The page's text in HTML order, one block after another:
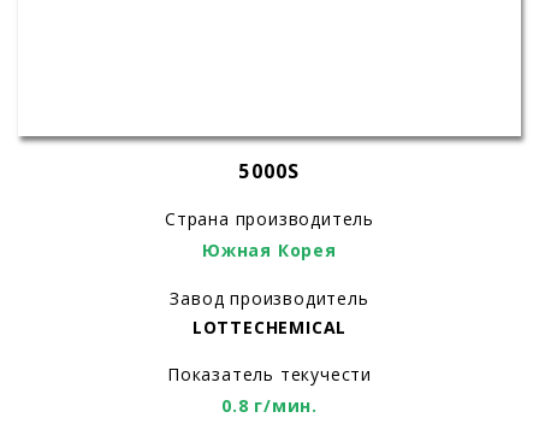
5000S
Страна производитель
Южная Корея
Завод производитель
LOTTECHEMICAL
Показатель текучести
0.8 г/мин.